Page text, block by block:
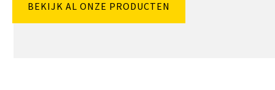
BEKIJK AL ONZE PRODUCTEN